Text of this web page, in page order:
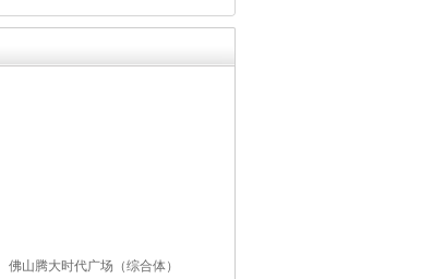
佛山腾大时代广场（综合体）